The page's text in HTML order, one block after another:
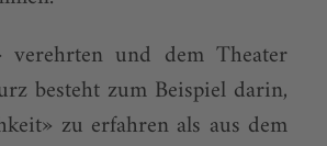
verehrten und dem Theater
besteht zum Beispiel darin,
zu erfahren als aus dem